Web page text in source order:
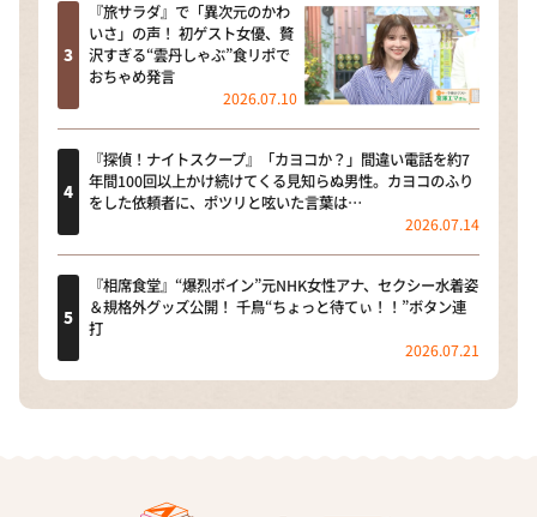
『旅サラダ』で「異次元のかわ
いさ」の声！ 初ゲスト女優、贅
沢すぎる“雲丹しゃぶ”食リポで
おちゃめ発言
2026.07.10
『探偵！ナイトスクープ』「カヨコか？」間違い電話を約7
年間100回以上かけ続けてくる見知らぬ男性。カヨコのふり
をした依頼者に、ポツリと呟いた言葉は…
2026.07.14
『相席食堂』“爆烈ボイン”元NHK女性アナ、セクシー水着姿
＆規格外グッズ公開！ 千鳥“ちょっと待てぃ！！”ボタン連
打
2026.07.21